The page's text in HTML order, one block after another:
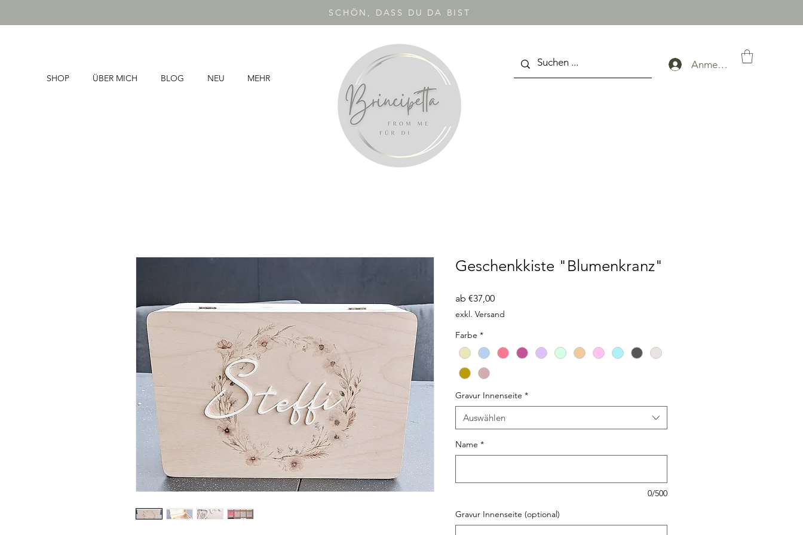
SCHÖN, DASS DU DA BIST
SHOP ÜBER MICH BLOG NEU MEHR
Anmelden
Geschenkkiste "Blumenkranz"
ab €37,00Sale-
Preis
exkl. Versand
Farbe *
Gravur Innenseite *
Auswählen
Name *
0/500
Gravur Innenseite (optional)